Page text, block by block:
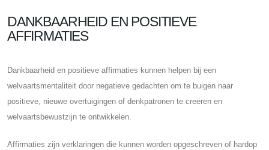
DANKBAARHEID EN POSITIEVE
AFFIRMATIES
Dankbaarheid en positieve affirmaties kunnen helpen bij een
welvaartsmentaliteit door negatieve gedachten om te buigen naar
positieve, nieuwe overtuigingen of denkpatronen te creëren en
welvaartsbewustzijn te ontwikkelen.
Affirmaties zijn verklaringen die kunnen worden opgeschreven of hardop